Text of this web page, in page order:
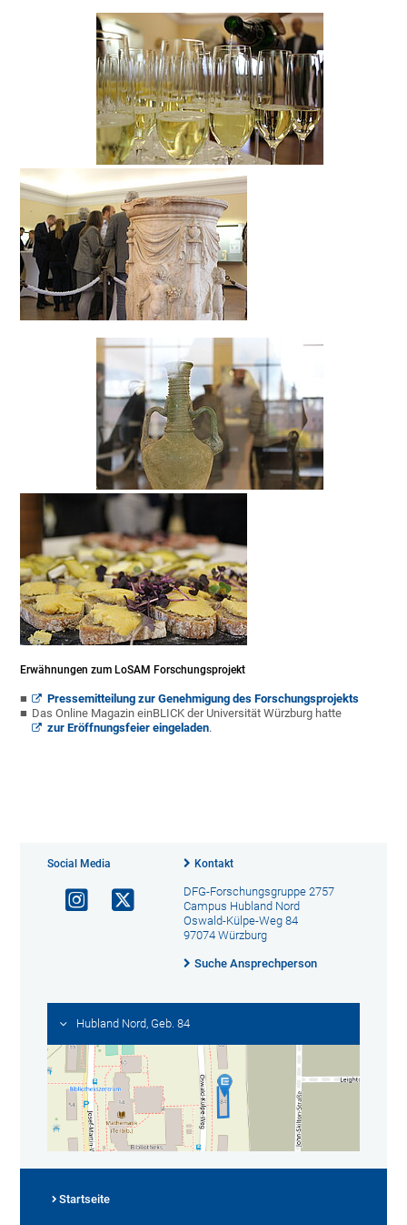
Erwähnungen zum LoSAM Forschungsprojekt
Pressemitteilung zur Genehmigung des Forschungsprojekts
Das Online Magazin einBLICK der Universität Würzburg hatte
zur Eröffnungsfeier eingeladen.
Social Media Kontakt
DFG-Forschungsgruppe 2757
Campus Hubland Nord
Oswald-Külpe-Weg 84
97074 Würzburg
Suche Ansprechperson
Hubland Nord, Geb. 84
Startseite